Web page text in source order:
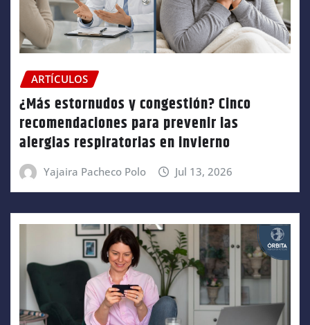
ARTÍCULOS
¿Más estornudos y congestión? Cinco
recomendaciones para prevenir las
alergias respiratorias en invierno
Yajaira Pacheco Polo Jul 13, 2026